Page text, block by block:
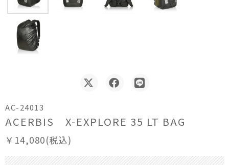
AC-24013
ACERBIS X-EXPLORE 35 LT BAG
￥14,080(税込)